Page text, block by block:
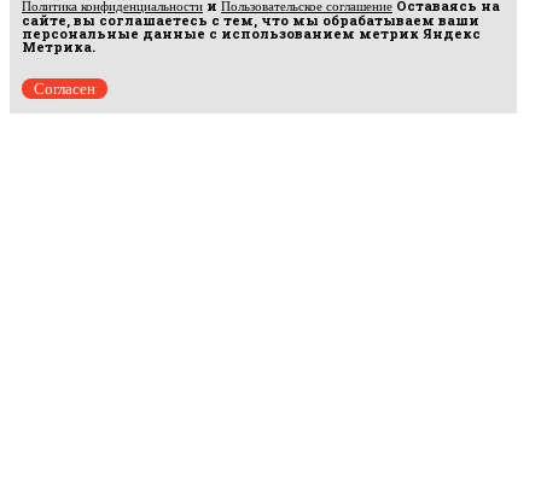
Политика конфиденциальности и Пользовательское соглашение Оставаясь на
сайте, вы соглашаетесь с тем, что мы обрабатываем ваши
персональные данные с использованием метрик Яндекс
Метрика.
Согласен